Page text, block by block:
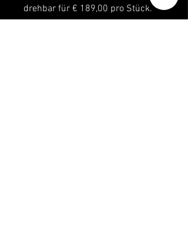
drehbar für € 189,00 pro Stück.